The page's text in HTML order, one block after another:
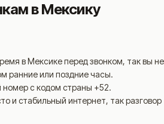
в Мексику
в Мексике перед звонком, так вы не
ранние или поздние часы.
номер с кодом страны +52.
и стабильный интернет, так разговор